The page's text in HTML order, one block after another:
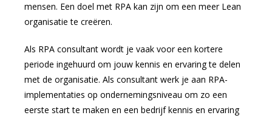
mensen. Een doel met RPA kan zijn om een meer Lean
organisatie te creëren.
Als RPA consultant wordt je vaak voor een kortere
periode ingehuurd om jouw kennis en ervaring te delen
met de organisatie. Als consultant werk je aan RPA-
implementaties op ondernemingsniveau om zo een
eerste start te maken en een bedrijf kennis en ervaring